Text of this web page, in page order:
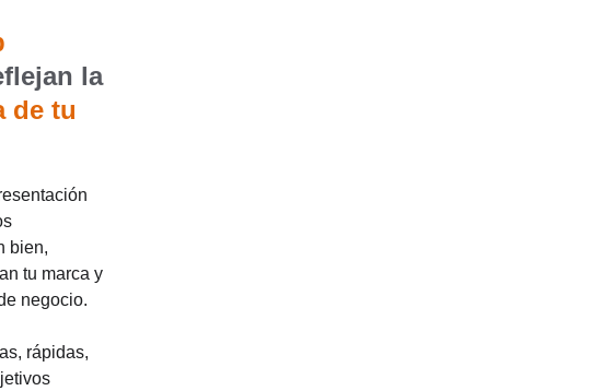
bien,
tu marca y
negocio.
rápidas,
la
de tu